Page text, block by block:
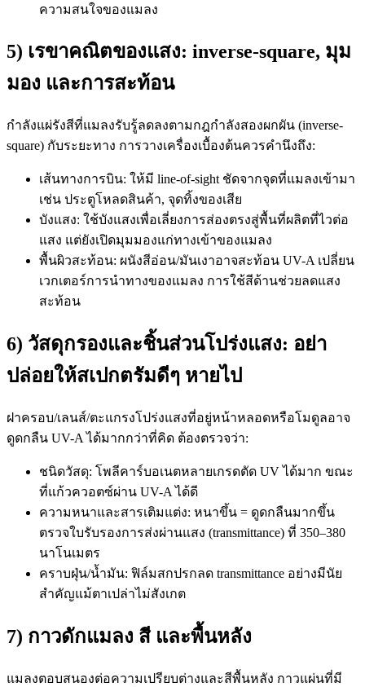
ความสนใจของแมลง
5) เรขาคณิตของแสง: inverse-square, มุม
มอง และการสะท้อน
กำลังแผ่รังสีที่แมลงรับรู้ลดลงตามกฎกำลังสองผกผัน (inverse-
square) กับระยะทาง การวางเครื่องเบื้องต้นควรคำนึงถึง:
เส้นทางการบิน: ให้มี line-of-sight ชัดจากจุดที่แมลงเข้ามา
เช่น ประตูโหลดสินค้า, จุดทิ้งของเสีย
บังแสง: ใช้บังแสงเพื่อเลี่ยงการส่องตรงสู่พื้นที่ผลิตที่ไวต่อ
แสง แต่ยังเปิดมุมมองแก่ทางเข้าของแมลง
พื้นผิวสะท้อน: ผนังสีอ่อน/มันเงาอาจสะท้อน UV-A เปลี่ยน
เวกเตอร์การนำทางของแมลง การใช้สีด้านช่วยลดแสง
สะท้อน
6) วัสดุกรองและชิ้นส่วนโปร่งแสง: อย่า
ปล่อยให้สเปกตรัมดีๆ หายไป
ฝาครอบ/เลนส์/ตะแกรงโปร่งแสงที่อยู่หน้าหลอดหรือโมดูลอาจ
ดูดกลืน UV-A ได้มากกว่าที่คิด ต้องตรวจว่า:
ชนิดวัสดุ: โพลีคาร์บอเนตหลายเกรดตัด UV ได้มาก ขณะ
ที่แก้วควอตซ์ผ่าน UV-A ได้ดี
ความหนาและสารเติมแต่ง: หนาขึ้น = ดูดกลืนมากขึ้น
ตรวจใบรับรองการส่งผ่านแสง (transmittance) ที่ 350–380
นาโนเมตร
คราบฝุ่น/น้ำมัน: ฟิล์มสกปรกลด transmittance อย่างมีนัย
สำคัญแม้ตาเปล่าไม่สังเกต
7) กาวดักแมลง สี และพื้นหลัง
แมลงตอบสนองต่อความเปรียบต่างและสีพื้นหลัง กาวแผ่นที่มี